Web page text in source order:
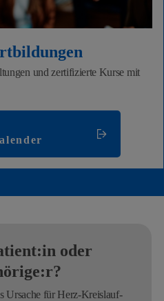
und zertifizierte Kurse mit
oder
Ursache für Herz-Kreislauf-